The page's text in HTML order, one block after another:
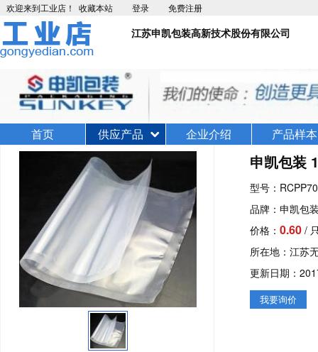
欢迎来到工业店！ 收藏本站 登录 免费注册
江苏申凯包装高新技术股份有限公司
首页 供应产品 企业介绍 产品样本
申凯包装
型号：RCPP70
品牌：申凯包
价格： 0.60 /
所在地：江苏
更新日期：
我要询价